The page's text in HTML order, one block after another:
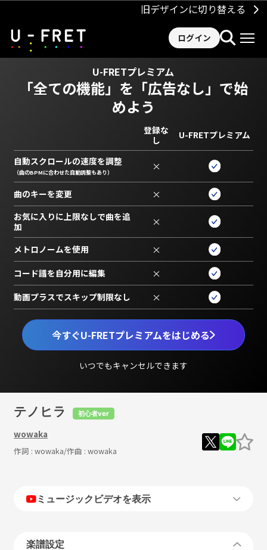
旧デザインに切り替える
ログイン
U-FRETプレミアム
「全ての機能」を 「広告なし」で始
めよう
今すぐU-FRETプレミアムをはじめる
いつでもキャンセルできます
登録な
し
U-FRETプレミアム
自動スクロールの速度を調整
（曲のBPMに合わせた自動調整もあり） ×
曲のキーを変更 ×
お気に入りに上限なしで曲を追
加
×
メトロノームを使用 ×
コード譜を自分用に編集 ×
動画プラスでスキップ制限なし ×
テノヒラ 初心者ver
wowaka
作詞 : wowaka/作曲 : wowaka
ミュージックビデオを表示
楽譜設定